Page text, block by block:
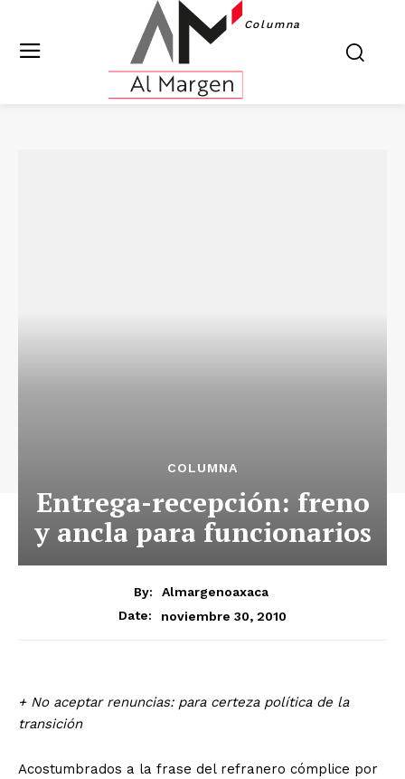
Columna
COLUMNA
Entrega-recepción: freno
y ancla para funcionarios
By:
Almargenoaxaca
Date:
noviembre 30, 2010
+ No aceptar renuncias: para certeza política de la
transición
Acostumbrados a la frase del refranero cómplice por